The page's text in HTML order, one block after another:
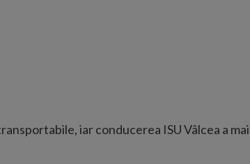
iar conducerea ISU Vâlcea a